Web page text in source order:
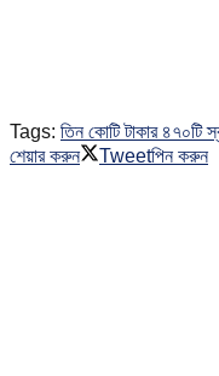
Tags: তিন কোটি টাকার ৪৭০টি
শেয়ার করুন
Tweetপিন করুন